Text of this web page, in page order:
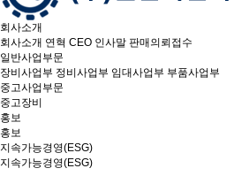
회사소개
회사소개 연혁 CEO 인사말 판매의뢰접수
일반사업부문
장비사업부 정비사업부 임대사업부 부품사업부
중고사업부문
중고장비
홍보
홍보
지속가능경영(ESG)
지속가능경영(ESG)